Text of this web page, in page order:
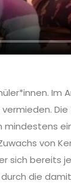
Im
von
sich bereits
die